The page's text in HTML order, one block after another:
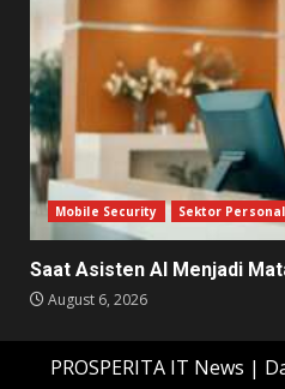
Mobile Security Sektor Personal
Saat Asisten AI Menjadi
August 6, 2026
PROSPERITA IT News |